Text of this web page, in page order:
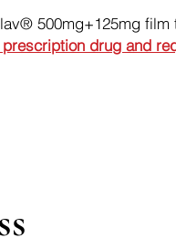
500mg+125mg film
drug and